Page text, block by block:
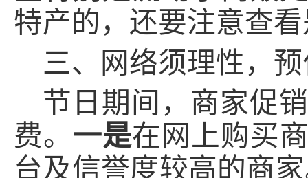
特产的，还要注意查
三、网络须理性，
节日期间，商家促
费。 一是在网上购买
台及信誉度较高的商